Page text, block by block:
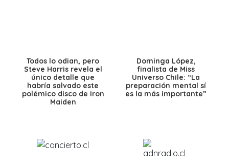
Todos lo odian, pero
Steve Harris revela el
único detalle que
habría salvado este
polémico disco de Iron
Maiden
Dominga López,
finalista de Miss
Universo Chile: “La
preparación mental sí
es la más importante”